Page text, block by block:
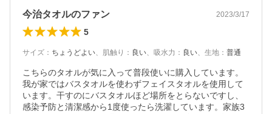
今治タオルのファン 2023/3/17
5
サイズ ： ちょうどよい、 肌触り ： 良い、 吸水力 ： 良い、 生地 ： 普通
こちらのタオルが気に入って普段使いに購入しています。
我が家ではバスタオルを使わずフェイスタオルを使用して
います。干すのにバスタオルほど場所をとらないですし、
感染予防と清潔感から1度使ったら洗濯しています。家族3